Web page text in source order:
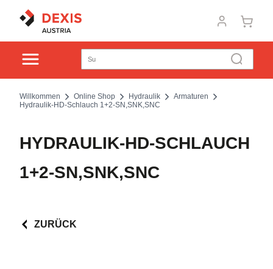
Willkommen Online Shop Hydraulik
Armaturen
Hydraulik-HD-Schlauch 1+2-SN,SNK,SNC
HYDRAULIK-HD-SCHLAUCH
1+2-SN,SNK,SNC
ZURÜCK